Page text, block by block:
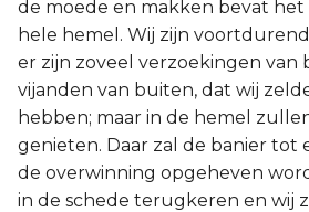
de moede en makken bevat
hele hemel. Wij zijn
er zijn zoveel verzoekingen van
vijanden van buiten, dat wij
hebben; maar in de hemel
genieten. Daar zal de banier tot
de overwinning opgeheven
in de schede terugkeren en wij